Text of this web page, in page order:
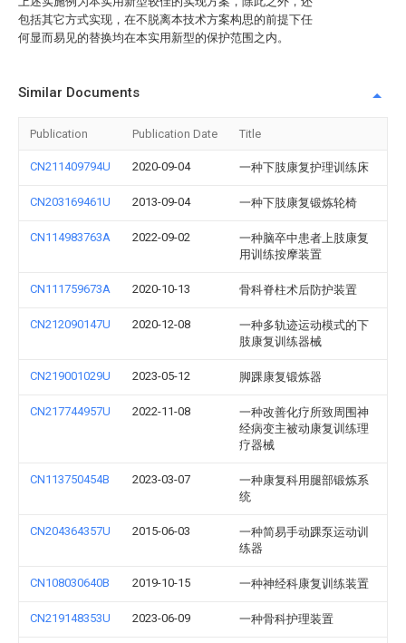
包括其它方式实现，在不脱离本技术方案构思的前提下任
何显而易见的替换均在本实用新型的保护范围之内。
Similar Documents
Publication Publication Date Title
CN211409794U 2020-09-04 一种下肢康复护理训练床
CN203169461U 2013-09-04 一种下肢康复锻炼轮椅
CN114983763A 2022-09-02
一种脑卒中患者上肢康复
用训练按摩装置
CN111759673A 2020-10-13 骨科脊柱术后防护装置
CN212090147U 2020-12-08
一种多轨迹运动模式的下
肢康复训练器械
CN219001029U 2023-05-12 脚踝康复锻炼器
CN217744957U 2022-11-08
一种改善化疗所致周围神
经病变主被动康复训练理
疗器械
CN113750454B 2023-03-07
一种康复科用腿部锻炼系
统
CN204364357U 2015-06-03
一种简易手动踝泵运动训
练器
CN108030640B 2019-10-15 一种神经科康复训练装置
CN219148353U 2023-06-09 一种骨科护理装置